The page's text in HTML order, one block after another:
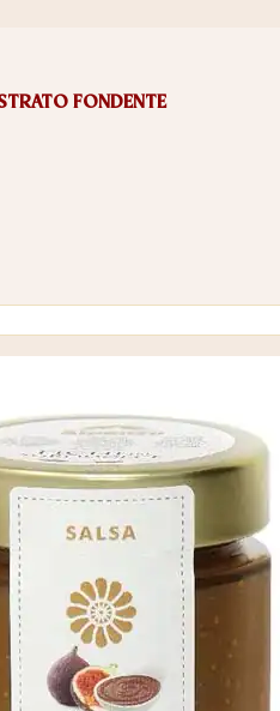
FONDENTE